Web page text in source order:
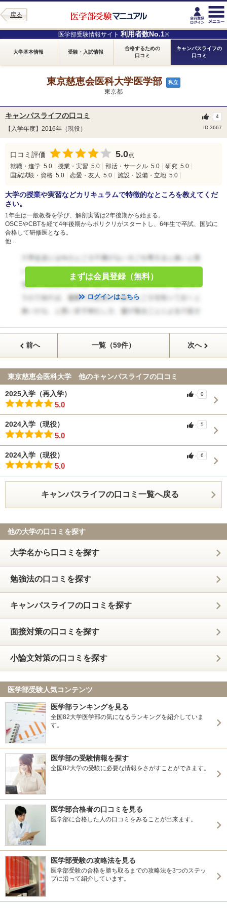
戻る
医学部受験情報サイト 利用者数No.1※
大学基本情報 受験・入試情報
合格するための
口コミ
キャンパスライフの
口コミ
東京慈恵会医科大学医学部 私立
東京都
キャンパスライフの口コミ
【入学年度】2016年（現役） ID:3667
4
口コミ評価 5.0点
就職・進学 5.0 授業・実習 5.0 部活・サークル 5.0 研究 5.0
国家試験・資格 5.0 恋愛・友人 5.0 施設・設備・立地 5.0
大学の授業や実習などカリキュラムで特徴的なところを教えてくだ
さい。
1年生は一般教養を学び、解剖実習は2年後期から始まる。
OSCEやCBTを経て4年後期からポリクリがスタートし、6年生で卒試、国試に
合格して研修医となる。
他...
まずは会員登録（無料）
ログインはこちら
前へ 一覧（59件） 次へ
東京慈恵会医科大学 他のキャンパスライフの口コミ
2025入学（再入学）
5.0
0
2024入学（現役）
5.0
5
2024入学（現役）
5.0
6
キャンパスライフの口コミ一覧へ戻る
他の大学の口コミを探す
大学名から口コミを探す
勉強法の口コミを探す
キャンパスライフの口コミを探す
面接対策の口コミを探す
小論文対策の口コミを探す
医学部受験人気コンテンツ
医学部ランキングを見る
全国82大学医学部の気になるランキングを紹介していま
す。
医学部の受験情報を探す
全国82大学の受験に必要な情報をさがすことができます。
医学部合格者の口コミを見る
医学部に合格した人の口コミをみることが出来ます。
医学部受験の攻略法を見る
医学部受験の合格を勝ち取るまでの攻略法を3つのステッ
プに沿って紹介しています。